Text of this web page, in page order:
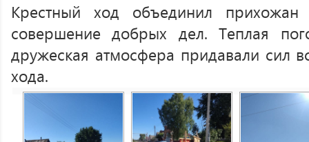
Крестный ход объединил
совершение добрых дел. Теплая
дружеская атмосфера придавали сил
хода.